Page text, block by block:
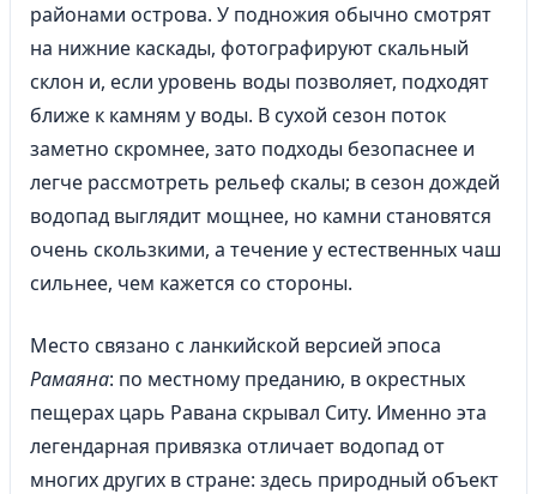
районами острова. У подножия обычно смотрят
на нижние каскады, фотографируют скальный
склон и, если уровень воды позволяет, подходят
ближе к камням у воды. В сухой сезон поток
заметно скромнее, зато подходы безопаснее и
легче рассмотреть рельеф скалы; в сезон дождей
водопад выглядит мощнее, но камни становятся
очень скользкими, а течение у естественных чаш
сильнее, чем кажется со стороны.
Место связано с ланкийской версией эпоса
Рамаяна: по местному преданию, в окрестных
пещерах царь Равана скрывал Ситу. Именно эта
легендарная привязка отличает водопад от
многих других в стране: здесь природный объект